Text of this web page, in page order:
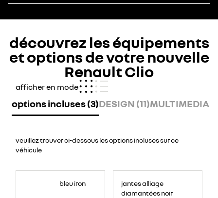
découvrez les équipements
et options de votre nouvelle
Renault Clio
afficher en mode
options incluses (3)DESIGN (11)MULTIMEDIA
veuillez trouver ci-dessous les options incluses sur ce
véhicule
bleu iron
jantes alliage
diamantées noir